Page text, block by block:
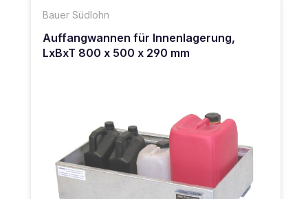
Bauer Südlohn
Auffangwannen für Innenlagerung,
LxBxT 800 x 500 x 290 mm